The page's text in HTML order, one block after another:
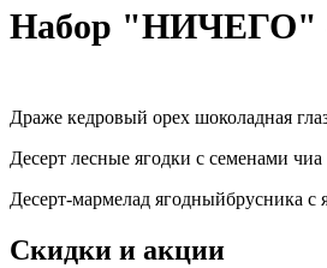
Набор "НИЧЕГО" -
Драже кедровый орех шоколадная
Десерт лесные ягодки с семенами чиа
Десерт-мармелад ягодныйбрусника с
Скидки и акции